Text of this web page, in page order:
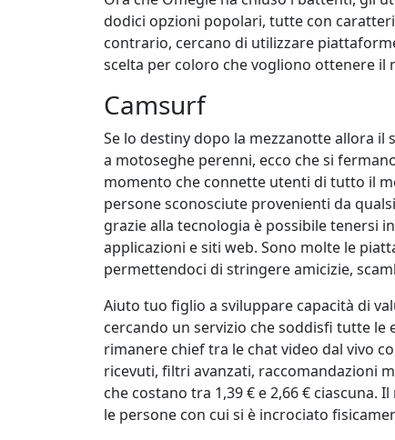
dodici opzioni popolari, tutte con
contrario, cercano di utilizzare
scelta per coloro che vogliono ottenere il
Camsurf
Se lo destiny dopo la mezzanotte allora
a motoseghe perenni, ecco che si
momento che connette utenti di tutto il
persone sconosciute provenienti da
grazie alla tecnologia è possibile tenersi
applicazioni e siti web. Sono molte le
permettendoci di stringere amicizie,
Aiuto tuo figlio a sviluppare capacità di
cercando un servizio che soddisfi tutte
rimanere chief tra le chat video dal vivo
ricevuti, filtri avanzati, raccomandazioni
che costano tra 1,39 € e 2,66 € ciascuna.
le persone con cui si è incrociato